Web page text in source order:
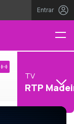
Entrar
TV
RTP